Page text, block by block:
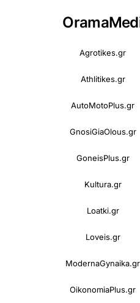
Agrotikes.gr
Athlitikes.gr
AutoMotoPlus.gr
GnosiGiaOlous.gr
GoneisPlus.gr
Kultura.gr
Loatki.gr
Loveis.gr
ModernaGynaika.gr
OikonomiaPlus.gr